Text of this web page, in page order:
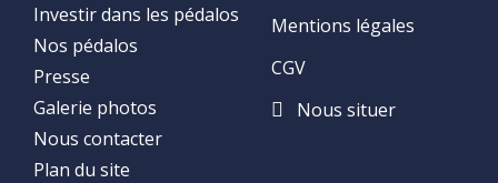
Investir dans les pédalos
Nos pédalos
Presse
Galerie photos
Nous contacter
Plan du site
Mentions légales
CGV
Nous situer